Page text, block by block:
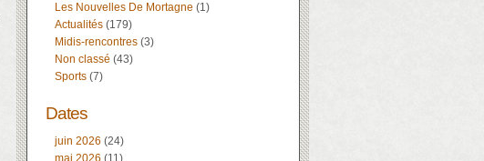
Les Nouvelles De Mortagne (1)
Actualités (179)
Midis-rencontres (3)
Non classé (43)
Sports (7)
Dates
juin 2026 (24)
mai 2026 (11)